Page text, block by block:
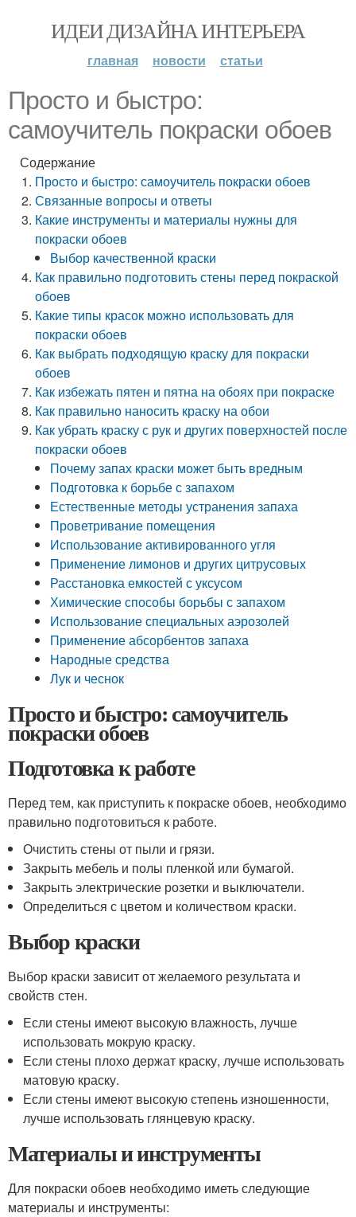
ИДЕИ ДИЗАЙНА ИНТЕРЬЕРА
главная новости статьи
Просто и быстро:
самоучитель покраски обоев
Содержание
Просто и быстро: самоучитель покраски обоев
Связанные вопросы и ответы
Какие инструменты и материалы нужны для
покраски обоев
Выбор качественной краски
Как правильно подготовить стены перед покраской
обоев
Какие типы красок можно использовать для
покраски обоев
Как выбрать подходящую краску для покраски
обоев
Как избежать пятен и пятна на обоях при покраске
Как правильно наносить краску на обои
Как убрать краску с рук и других поверхностей после
покраски обоев
Почему запах краски может быть вредным
Подготовка к борьбе с запахом
Естественные методы устранения запаха
Проветривание помещения
Использование активированного угля
Применение лимонов и других цитрусовых
Расстановка емкостей с уксусом
Химические способы борьбы с запахом
Использование специальных аэрозолей
Применение абсорбентов запаха
Народные средства
Лук и чеснок
Просто и быстро: самоучитель
покраски обоев
Подготовка к работе
Перед тем, как приступить к покраске обоев, необходимо
правильно подготовиться к работе.
Очистить стены от пыли и грязи.
Закрыть мебель и полы пленкой или бумагой.
Закрыть электрические розетки и выключатели.
Определиться с цветом и количеством краски.
Выбор краски
Выбор краски зависит от желаемого результата и
свойств стен.
Если стены имеют высокую влажность, лучше
использовать мокрую краску.
Если стены плохо держат краску, лучше использовать
матовую краску.
Если стены имеют высокую степень изношенности,
лучше использовать глянцевую краску.
Материалы и инструменты
Для покраски обоев необходимо иметь следующие
материалы и инструменты: